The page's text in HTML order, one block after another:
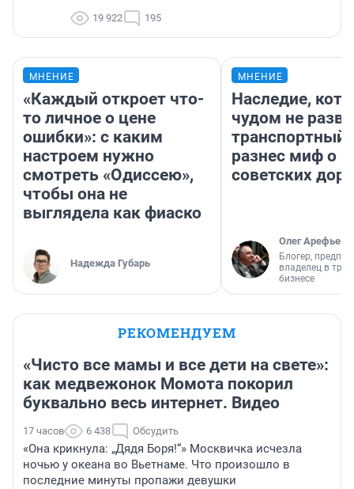
19 922 195
МНЕНИЕ
«Каждый откроет что-
то личное о цене
ошибки»: с каким
настроем нужно
смотреть «Одиссею»,
чтобы она не
выглядела как фиаско
Надежда Губарь
МНЕНИЕ
Наследие,
чудом не
транспортный
разнес миф о
советских
Олег Арефьев
Блогер,
владелец в
бизнесе
РЕКОМЕНДУЕМ
«Чисто все мамы и все дети на свете»:
как медвежонок Момота покорил
буквально весь интернет. Видео
17 часов 6 438 Обсудить
«Она крикнула: „Дядя Боря!“» Москвичка исчезла
ночью у океана во Вьетнаме. Что произошло в
последние минуты пропажи девушки